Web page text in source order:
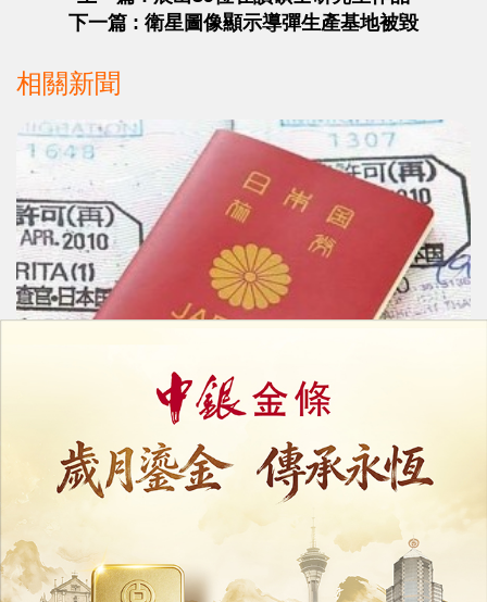
下一篇 : 衛星圖像顯示導彈生產基地被毀
相關新聞
日本擬收緊永久居留門檻
收入須高於日本家庭平均
06/08/2026 34617